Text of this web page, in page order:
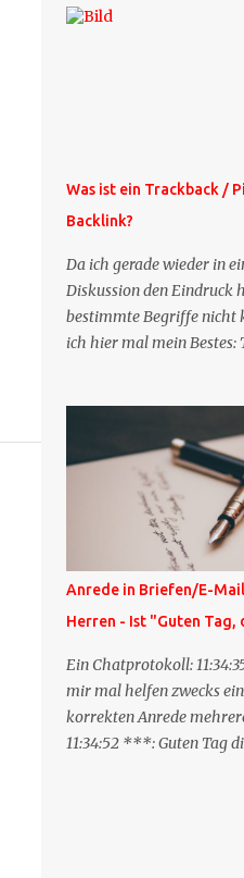
es jetzt die Profil-Fragen
Weitere Mailangebote
auf meiner XING-Seite
im Blog. Die Profilfragen
mittelfristig aus der
Mail entfernen, da ich sie
Stelle pflegen muss.
Was ist ein Trackback /
Backlink?
Da ich gerade wieder in
Diskussion den Eindruck
bestimmte Begriffe nicht
ich hier mal mein Bestes:
besagt: "Lieber
Kommentar zu dir
bei dir in den
meinem Blog. Bitte
damit deine Leser auch
was ich zu deinem Inhalt
Diese
'angestoßen' in dem
'TrackbackURL' des
schickt, d.h. ein paar
(URL meines Eintrags,
Beitrags). Praktisch muss
Anderes tun, als die
Anrede in Briefen/E-
Herren - Ist "Guten Tag,
Ein Chatprotokoll:
mir mal helfen zwecks
korrekten Anrede
11:34:52 ***: Guten Tag